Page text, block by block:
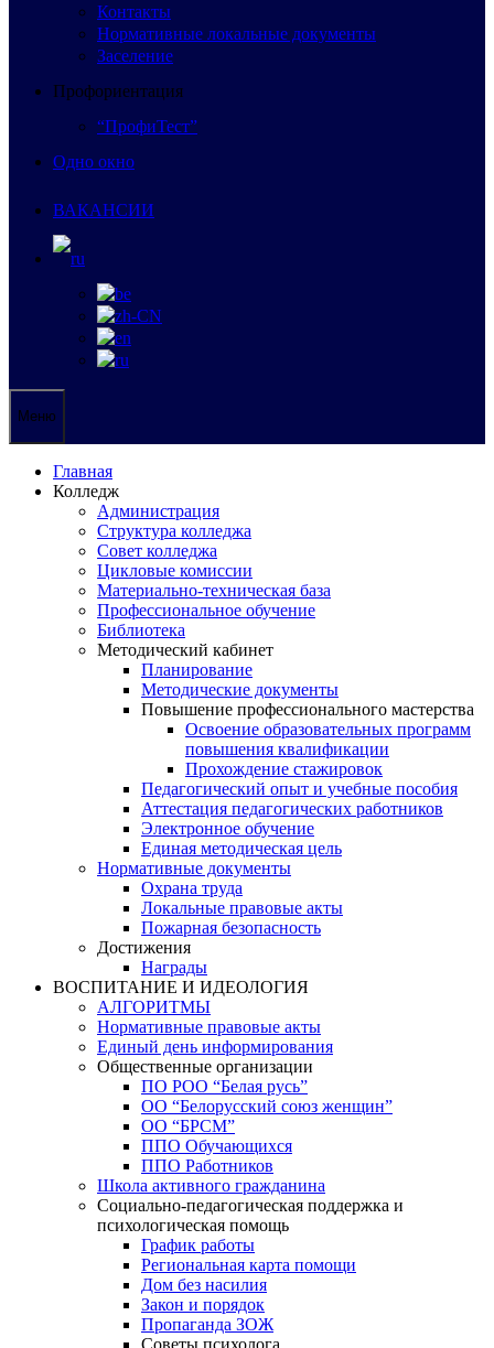
Контакты
Нормативные локальные документы
Заселение
Профориентация
“ПрофиТест”
Одно окно
ВАКАНСИИ
Меню
Главная
Колледж
Администрация
Структура колледжа
Совет колледжа
Цикловые комиссии
Материально-техническая база
Профессиональное обучение
Библиотека
Методический кабинет
Планирование
Методические документы
Повышение профессионального мастерства
Освоение образовательных программ
повышения квалификации
Прохождение стажировок
Педагогический опыт и учебные пособия
Аттестация педагогических работников
Электронное обучение
Единая методическая цель
Нормативные документы
Охрана труда
Локальные правовые акты
Пожарная безопасность
Достижения
Награды
ВОСПИТАНИЕ И ИДЕОЛОГИЯ
АЛГОРИТМЫ
Нормативные правовые акты
Единый день информирования
Общественные организации
ПО РОО “Белая русь”
ОО “Белорусский союз женщин”
ОО “БРСМ”
ППО Обучающихся
ППО Работников
Школа активного гражданина
Социально-педагогическая поддержка и
психологическая помощь
График работы
Региональная карта помощи
Дом без насилия
Закон и порядок
Пропаганда ЗОЖ
Советы психолога